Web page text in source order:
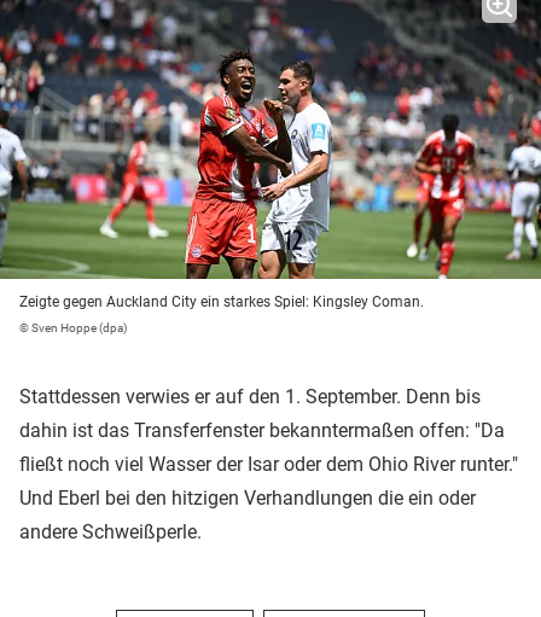
Zeigte gegen Auckland City ein starkes Spiel: Kingsley Coman.
© Sven Hoppe (dpa)
Stattdessen verwies er auf den 1. September. Denn bis
dahin ist das Transferfenster bekanntermaßen offen: "Da
fließt noch viel Wasser der Isar oder dem Ohio River runter."
Und Eberl bei den hitzigen Verhandlungen die ein oder
andere Schweißperle.